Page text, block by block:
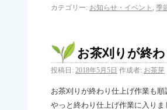
カテゴリー: お知らせ・イベント , 季
お茶刈りが終
投稿日: 2018年5月5日 作成者: お茶芽
お茶刈りが終わり仕上げ作業も
やっと終わり仕上げ作業に入り